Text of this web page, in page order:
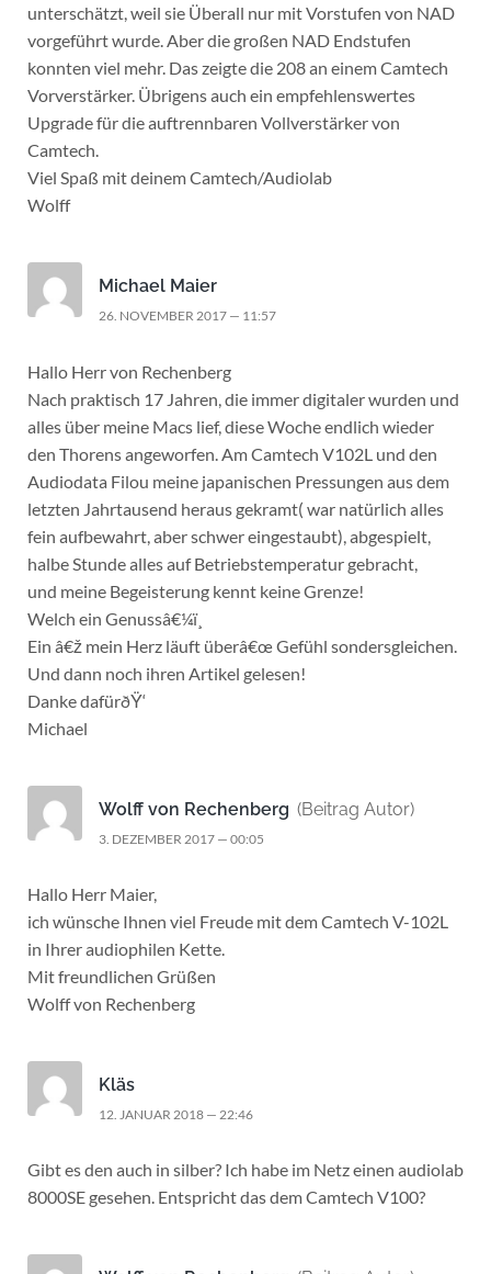
unterschätzt, weil sie Überall nur mit Vorstufen von NAD
vorgeführt wurde. Aber die großen NAD Endstufen
konnten viel mehr. Das zeigte die 208 an einem Camtech
Vorverstärker. Übrigens auch ein empfehlenswertes
Upgrade für die auftrennbaren Vollverstärker von
Camtech.
Viel Spaß mit deinem Camtech/Audiolab
Wolff
Michael Maier
26. NOVEMBER 2017 — 11:57
Hallo Herr von Rechenberg
Nach praktisch 17 Jahren, die immer digitaler wurden und
alles über meine Macs lief, diese Woche endlich wieder
den Thorens angeworfen. Am Camtech V102L und den
Audiodata Filou meine japanischen Pressungen aus dem
letzten Jahrtausend heraus gekramt( war natürlich alles
fein aufbewahrt, aber schwer eingestaubt), abgespielt,
halbe Stunde alles auf Betriebstemperatur gebracht,
und meine Begeisterung kennt keine Grenze!
Welch ein Genussâ€¼ï¸
Ein â€ž mein Herz läuft überâ€œ Gefühl sondersgleichen.
Und dann noch ihren Artikel gelesen!
Danke dafürðŸ‘
Michael
Wolff von Rechenberg (Beitrag Autor)
3. DEZEMBER 2017 — 00:05
Hallo Herr Maier,
ich wünsche Ihnen viel Freude mit dem Camtech V-102L
in Ihrer audiophilen Kette.
Mit freundlichen Grüßen
Wolff von Rechenberg
Kläs
12. JANUAR 2018 — 22:46
Gibt es den auch in silber? Ich habe im Netz einen audiolab
8000SE gesehen. Entspricht das dem Camtech V100?